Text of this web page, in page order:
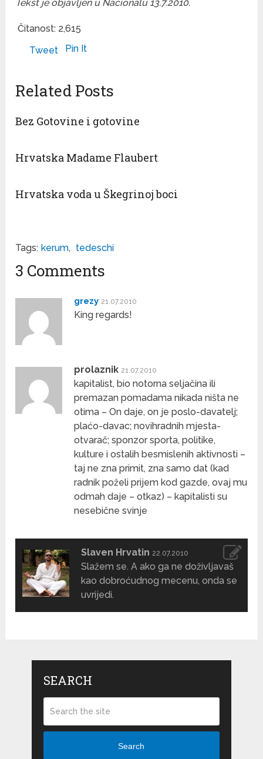
Tekst je objavljen u Nacionalu 13.7.2010.
Čitanost: 2,615
Tweet
Pin It
Related Posts
Bez Gotovine i gotovine
Hrvatska Madame Flaubert
Hrvatska voda u Škegrinoj boci
Tags: kerum, tedeschi
3 Comments
grezy 21.07.2010
King regards!
prolaznik 21.07.2010
kapitalist, bio notorna seljačina ili
premazan pomadama nikada ništa ne
otima – On daje, on je poslo-davatelj;
plaćo-davac; novihradnih mjesta-
otvarač; sponzor sporta, politike,
kulture i ostalih besmislenih aktivnosti –
taj ne zna primit, zna samo dat (kad
radnik poželi prijem kod gazde, ovaj mu
odmah daje – otkaz) – kapitalisti su
nesebične svinje
Slaven Hrvatin 22.07.2010
Slažem se. A ako ga ne doživljavaš
kao dobroćudnog mecenu, onda se
uvrijedi.
SEARCH
Search